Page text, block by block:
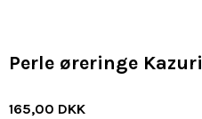
Perle øreringe Kazuri
165,00 DKK